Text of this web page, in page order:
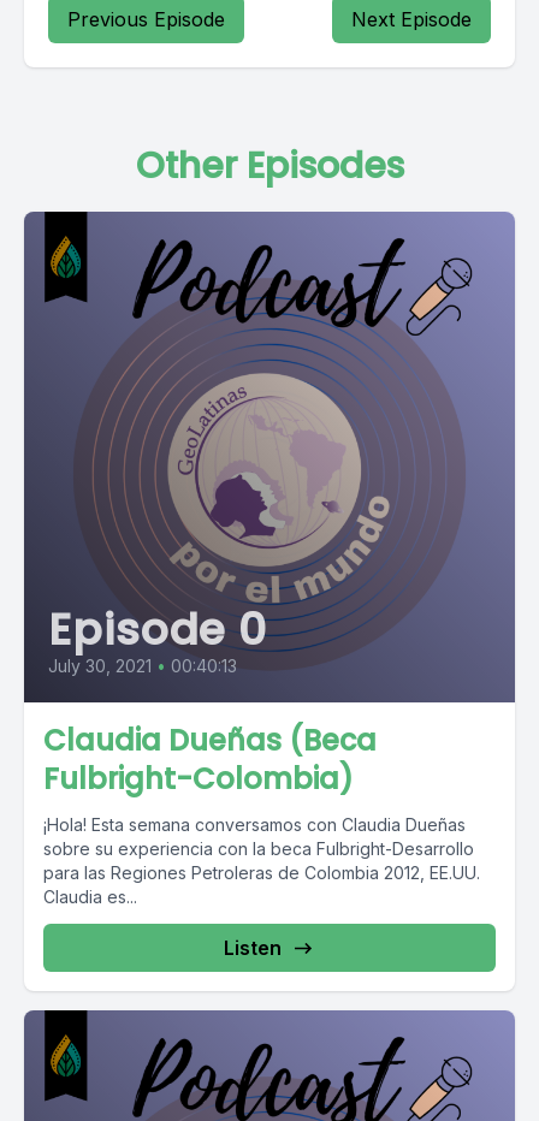
Previous Episode Next Episode
Other Episodes
Episode 0
July 30, 2021 • 00:40:13
Claudia Dueñas (Beca
Fulbright-Colombia)
¡Hola! Esta semana conversamos con Claudia Dueñas
sobre su experiencia con la beca Fulbright-Desarrollo
para las Regiones Petroleras de Colombia 2012, EE.UU.
Claudia es...
Listen